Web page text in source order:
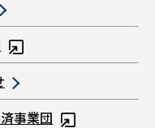
事業団